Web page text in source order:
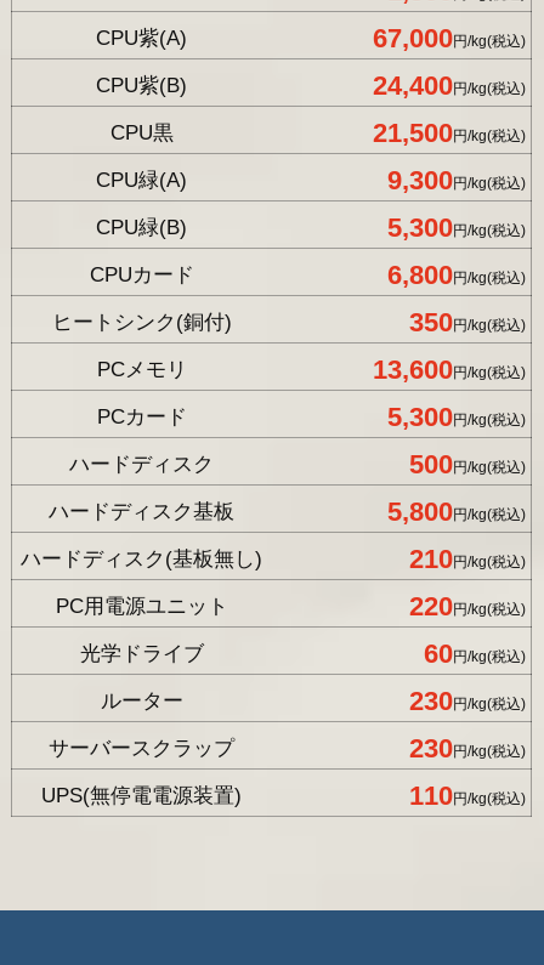
CPU紫(A) 67,000円/kg(税込)
CPU紫(B) 24,400円/kg(税込)
CPU黒 21,500円/kg(税込)
CPU緑(A) 9,300円/kg(税込)
CPU緑(B) 5,300円/kg(税込)
CPUカード 6,800円/kg(税込)
ヒートシンク(銅付) 350円/kg(税込)
PCメモリ 13,600円/kg(税込)
PCカード 5,300円/kg(税込)
ハードディスク 500円/kg(税込)
ハードディスク基板 5,800円/kg(税込)
ハードディスク(基板無し) 210円/kg(税込)
PC用電源ユニット 220円/kg(税込)
光学ドライブ 60円/kg(税込)
ルーター 230円/kg(税込)
サーバースクラップ 230円/kg(税込)
UPS(無停電電源装置) 110円/kg(税込)